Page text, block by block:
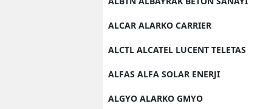
ALCAR ALARKO CARRIER
ALCTL ALCATEL LUCENT TELETAS
ALFAS ALFA SOLAR ENERJI
ALGYO ALARKO GMYO